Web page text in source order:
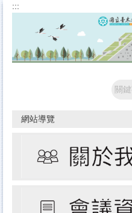
跳
內
:::
網站導覽